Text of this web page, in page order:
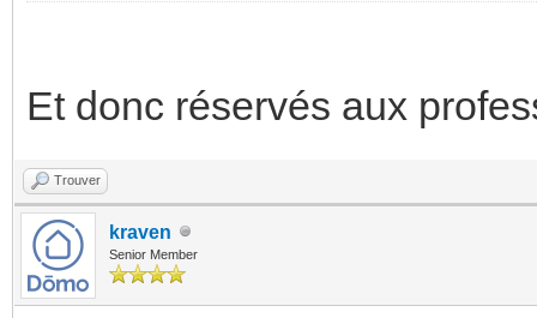
Et donc réservés aux
Trouver
kraven
Senior Member